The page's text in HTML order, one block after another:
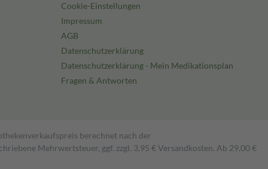
Cookie-Einstellungen
Impressum
AGB
Datenschutzerklärung
Datenschutzerklärung - Mein Medikationsplan
Fragen & Antworten
berechnet nach der
Mehrwertsteuer, ggf. zzgl. 3,95 € Versandkosten. Ab 29,00 €